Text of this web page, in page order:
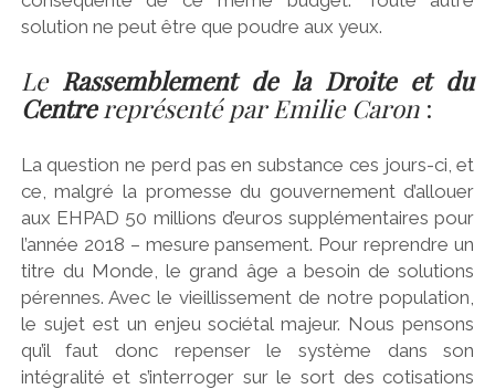
solution ne peut être que poudre aux yeux.
Le Rassemblement de la Droite et du
Centrereprésenté par Emilie Caron :
La question ne perd pas en substance ces jours-ci, et
ce, malgré la promesse du gouvernement d’allouer
aux EHPAD 50 millions d’euros supplémentaires pour
l’année 2018 – mesure pansement. Pour reprendre un
titre du Monde, le grand âge a besoin de solutions
pérennes. Avec le vieillissement de notre population,
le sujet est un enjeu sociétal majeur. Nous pensons
qu’il faut donc repenser le système dans son
intégralité et s’interroger sur le sort des cotisations